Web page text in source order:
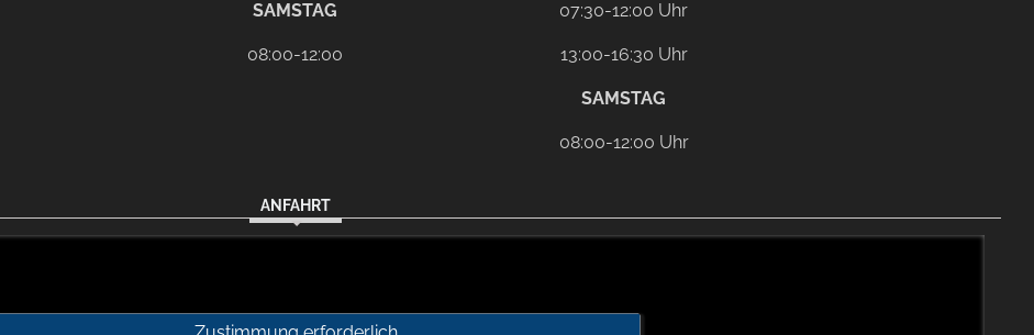
SAMSTAG
08:00-12:00
07:30-12:00 Uhr
13:00-16:30 Uhr
SAMSTAG
08:00-12:00 Uhr
ANFAHRT